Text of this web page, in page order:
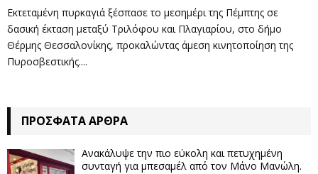
Εκτεταμένη πυρκαγιά ξέσπασε το μεσημέρι της Πέμπτης σε
δασική έκταση μεταξύ Τριλόφου και Πλαγιαρίου, στο δήμο
Θέρμης Θεσσαλονίκης, προκαλώντας άμεση κινητοποίηση της
Πυροσβεστικής....
ΠΡΌΣΦΑΤΑ ΆΡΘΡΑ
Ανακάλυψε την πιο εύκολη και πετυχημένη
συνταγή για μπεσαμέλ από τον Μάνο Μανώλη.